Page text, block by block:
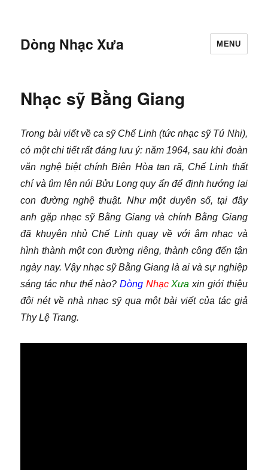
Dòng Nhạc Xưa MENU
Nhạc sỹ Bằng Giang
Trong bài viết về ca sỹ Chế Linh (tức nhạc sỹ Tú Nhi),
có một chi tiết rất đáng lưu ý: năm 1964, sau khi đoàn
văn nghệ biệt chính Biên Hòa tan rã, Chế Linh thất
chí và tìm lên núi Bửu Long quy ẩn để định hướng lại
con đường nghệ thuật. Như một duyên số, tại đây
anh gặp nhạc sỹ Bằng Giang và chính Bằng Giang
đã khuyên nhủ Chế Linh quay về với âm nhạc và
hình thành một con đường riêng, thành công đến tận
ngày nay. Vậy nhạc sỹ Bằng Giang là ai và sự nghiệp
sáng tác như thế nào? Dòng Nhạc Xưa xin giới thiệu
đôi nét về nhà nhạc sỹ qua một bài viết của tác giả
Thy Lệ Trang.